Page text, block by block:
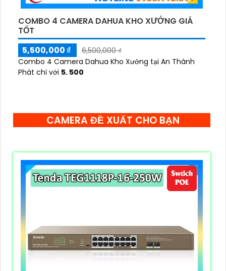
COMBO 4 CAMERA DAHUA KHO XƯỞNG GIÁ
TỐT
5,500,000 ₫
6,500,000 ₫
Combo 4 Camera Dahua Kho Xưởng tại An Thành
Phát chỉ với 5. 500
CAMERA ĐỀ XUẤT CHO BẠN